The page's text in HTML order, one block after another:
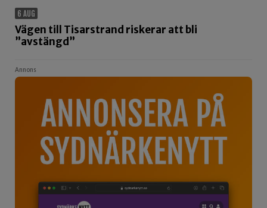
6 AUG
Vägen till Tisarstrand riskerar att bli
”avstängd”
Annons